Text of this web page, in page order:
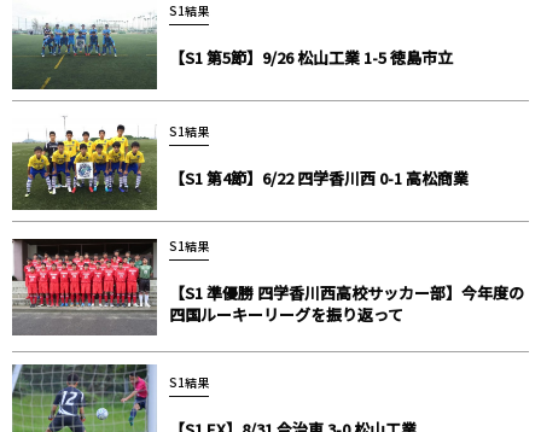
S1結果
【S1 第5節】9/26 松山工業 1-5 徳島市立
S1結果
【S1 第4節】6/22 四学香川西 0-1 高松商業
S1結果
【S1 準優勝 四学香川西高校サッカー部】今年度の
四国ルーキーリーグを振り返って
S1結果